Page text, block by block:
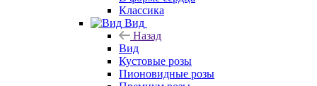
Классика
Вид
Назад
Вид
Кустовые розы
Пионовидные розы